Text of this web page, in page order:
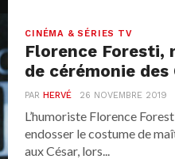
CINÉMA & SÉRIES TV
Florence Foresti,
de cérémonie des
PARHERVÉ 26 NOVEMBRE 2019
L’humoriste Florence
endosser le costume de
aux César, lors...